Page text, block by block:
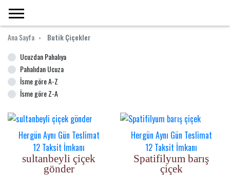
Ana Sayfa
Butik Çiçekler
Ucuzdan Pahalıya
Pahalıdan Ucuza
İsme göre A-Z
İsme göre Z-A
Hergün Aynı Gün Teslimat
12 Taksit İmkanı
sultanbeyli çiçek
gönder
Hergün Aynı Gün Teslimat
12 Taksit İmkanı
Spatifilyum barış
çiçek